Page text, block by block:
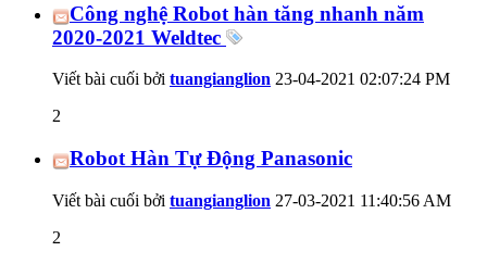
Công nghệ Robot hàn tăng nhanh năm
2020-2021 Weldtec
Viết bài cuối bởi tuangianglion 23-04-2021 02:07:24 PM
2
Robot Hàn Tự Động Panasonic
Viết bài cuối bởi tuangianglion 27-03-2021 11:40:56 AM
2